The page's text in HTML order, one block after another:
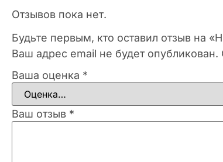
Отзывов пока нет.
Будьте первым, кто оставил отзыв на
Ваш адрес email не будет опубликован.
Ваша оценка *
Ваш отзыв *